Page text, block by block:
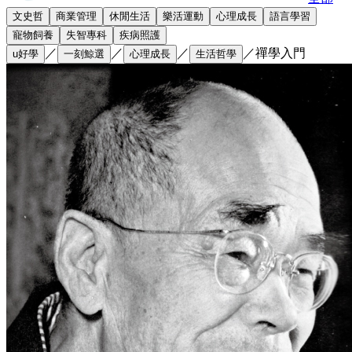
文史哲 商業管理 休閒生活 樂活運動 心理成長
語言學習
寵物飼養
失智專科
疾病照護
u好學
／ 一刻鯨選 ／ 心理成長 ／ 生活哲學 ／禪學入門